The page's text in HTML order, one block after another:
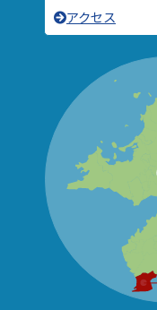
アクセス